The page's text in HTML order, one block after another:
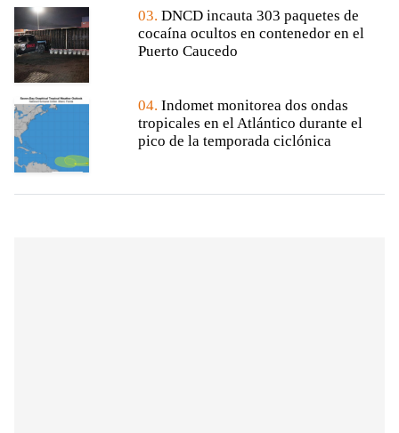
03. DNCD incauta 303 paquetes de
cocaína ocultos en contenedor en el
Puerto Caucedo
04. Indomet monitorea dos ondas
tropicales en el Atlántico durante el
pico de la temporada ciclónica